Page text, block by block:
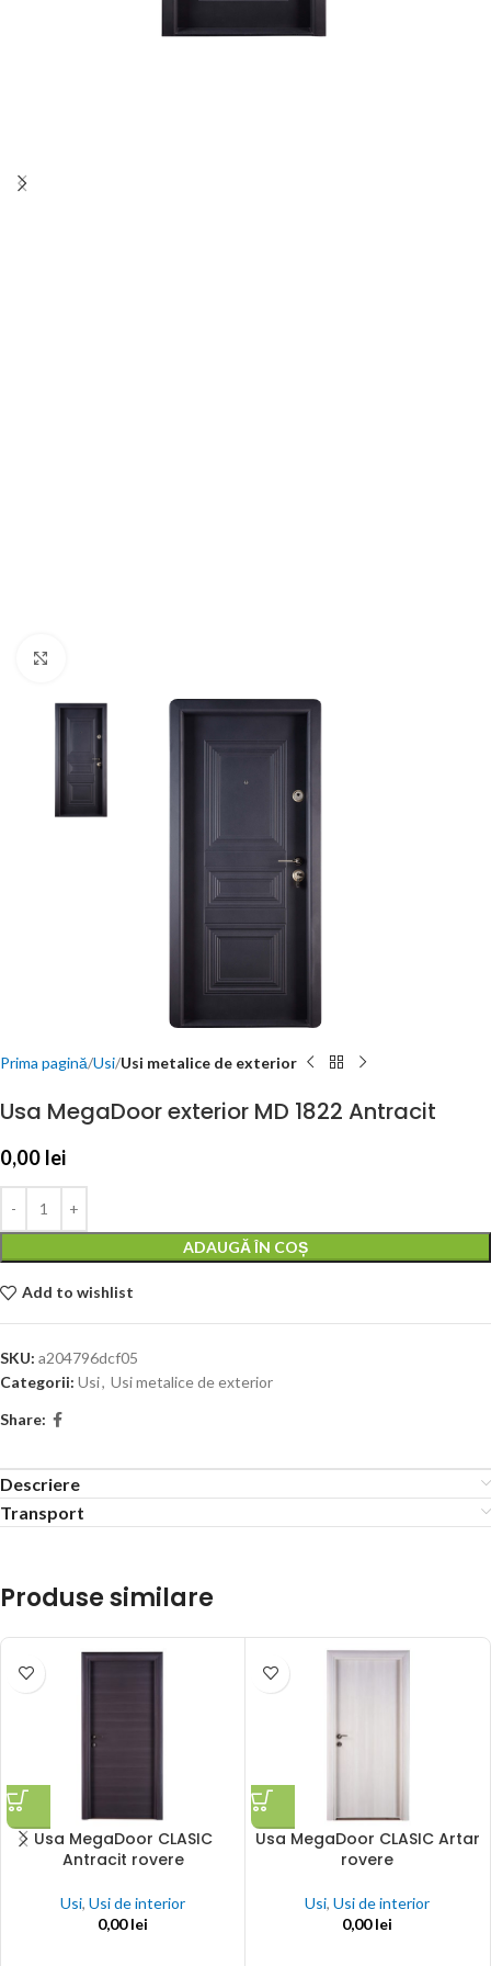
Prima pagină Usi Usi metalice de exterior
Usa MegaDoor exterior MD 1822 Antracit
0,00 lei
ADAUGĂ ÎN COȘ
Add to wishlist
SKU: a204796dcf05
Categorii: Usi, Usi metalice de exterior
Share:
Descriere
Transport
Produse similare
Usa MegaDoor CLASIC
Antracit rovere
Usi, Usi de interior
0,00lei
Usa MegaDoor CLASIC Artar
rovere
Usi, Usi de interior
0,00lei